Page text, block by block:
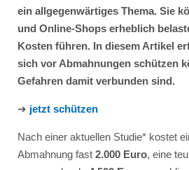
ein allgegenwärtiges Thema. Sie
und Online-Shops erheblich
Kosten führen. In diesem Artikel
sich vor Abmahnungen schützen
Gefahren damit verbunden sind.
➔ jetzt schützen
Nach einer aktuellen Studie* kostet
Abmahnung fast 2.000 Euro, eine